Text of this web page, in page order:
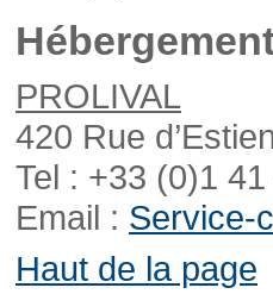
PROLIVAL
420 Rue
Tel : +33 (0)1
Email : Service-
Haut de la page